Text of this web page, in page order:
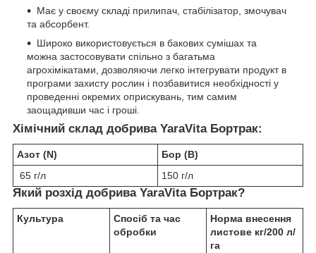
Має у своєму складі прилипач, стабілізатор, змочувач
та абсорбент.
Широко використовується в бакових сумішах та
можна застосовувати спільно з багатьма
агрохімікатами, дозволяючи легко інтегрувати продукт в
програми захисту рослин і позбавитися необхідності у
проведенні окремих оприскувань, тим самим
заощадивши час і гроші.
Хімічний склад добрива YaraVita Бортрак:
Азот (N)
Бор (B)
65 г/л
150 г/л
Який розхід добрива YaraVita Бортрак?
Культура
Спосіб та час
обробки
Норма внесення
листове кг/200 л/
га